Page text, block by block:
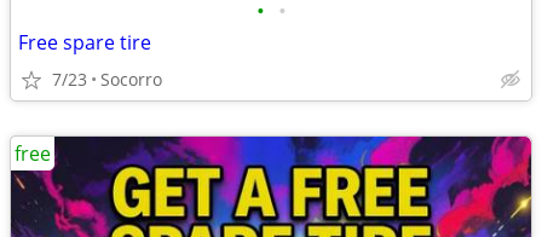
• •
Free spare tire
7/23 Socorro
free